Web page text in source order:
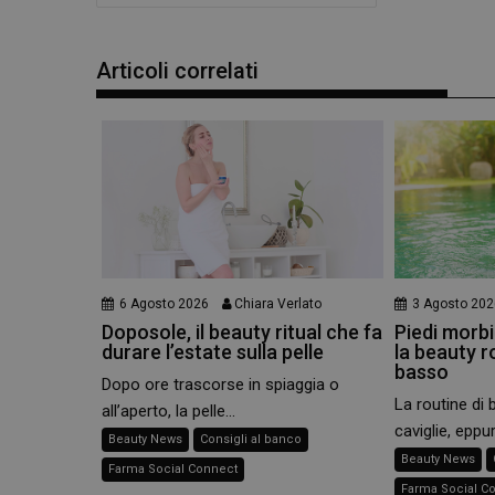
Articoli correlati
6 Agosto 2026 Chiara Verlato
Doposole, il beauty ritual che fa
durare l’estate sulla pelle
Dopo ore trascorse in spiaggia o
all’aperto, la pelle...
Beauty News Consigli al banco
Farma Social Connect
3 Agosto
Piedi
la beauty
basso
La routine di
caviglie,
Beauty News
Farma Social
_ga
_ga_YJ0035S3E9
CookieScriptConsent